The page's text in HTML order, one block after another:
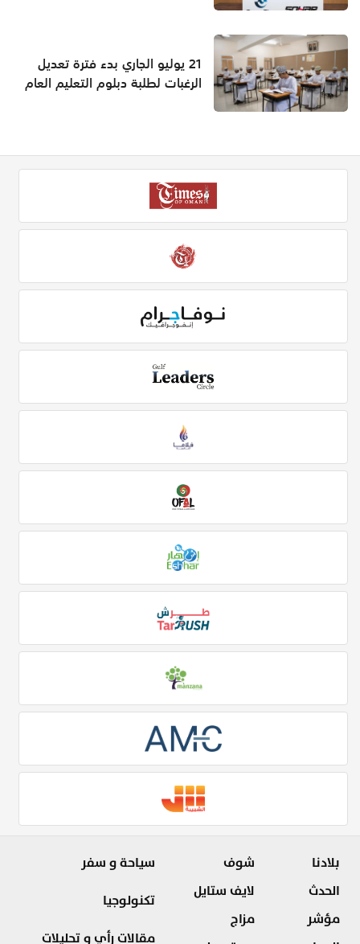
21 يوليو الجاري بدء فترة تعديل
الرغبات لطلبة دبلوم التعليم العام
بلادنا
الحدث
مؤشر
شوف
لايف ستايل
مزاج
سياحة و سفر
تكنولوجيا
مقالات رأي و تحليلات